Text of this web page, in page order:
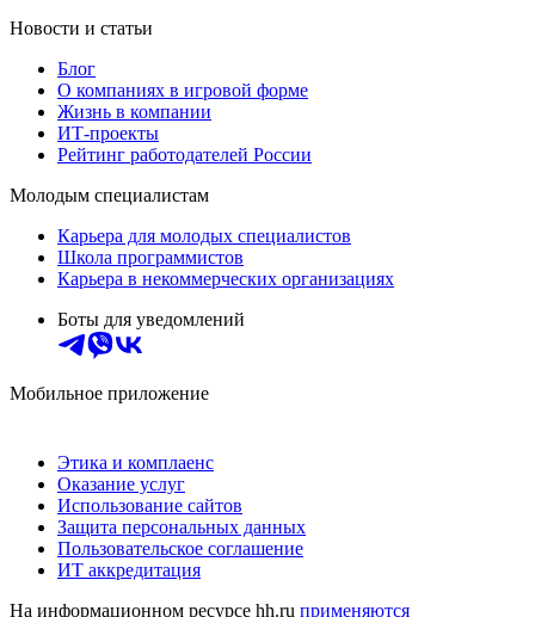
Новости и статьи
Блог
О компаниях в игровой форме
Жизнь в компании
ИТ-проекты
Рейтинг работодателей России
Молодым специалистам
Карьера для молодых специалистов
Школа программистов
Карьера в некоммерческих организациях
Боты для уведомлений
Мобильное приложение
Этика и комплаенс
Оказание услуг
Использование сайтов
Защита персональных данных
Пользовательское соглашение
ИТ аккредитация
На информационном ресурсе hh.ru применяются